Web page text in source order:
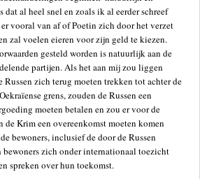
dat al heel snel en zoals ik al eerder schreef
vooral van af of Poetin zich door het verzet
zal voelen eieren voor zijn geld te kiezen.
gesteld worden is natuurlijk aan de
partijen. Als het aan mij zou liggen
Russen zich terug moeten trekken tot achter de
grens, zouden de Russen een
moeten betalen en zou er voor de
de Krim een overeenkomst moeten komen
bewoners, inclusief de door de Russen
bewoners zich onder internationaal toezicht
spreken over hun toekomst.